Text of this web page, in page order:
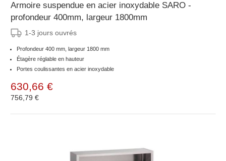
Armoire suspendue en acier inoxydable SARO -
profondeur 400mm, largeur 1800mm
1-3 jours ouvrés
Profondeur 400 mm, largeur 1800 mm
Étagère réglable en hauteur
Portes coulissantes en acier inoxydable
630,66 €
756,79 €